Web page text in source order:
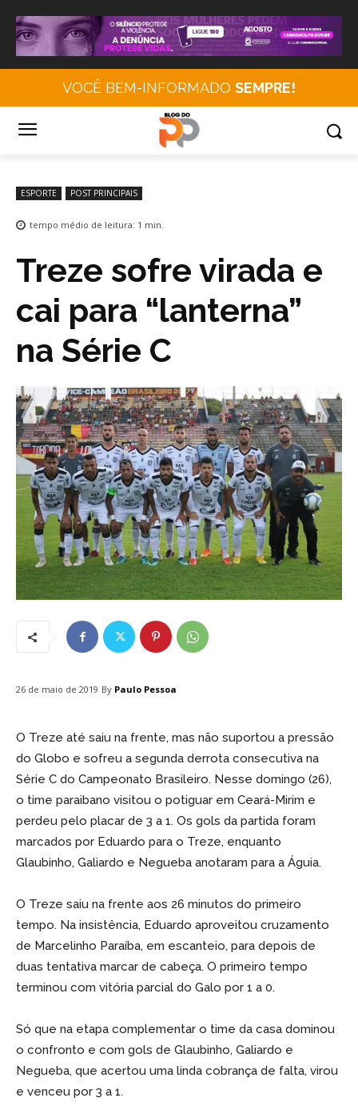
VOCÊ BEM-INFORMADO SEMPRE!
ESPORTE POST PRINCIPAIS
tempo médio de leitura: 1 min.
Treze sofre virada e
cai para “lanterna”
na Série C
26 de maio de 2019 By Paulo Pessoa
O Treze até saiu na frente, mas não suportou a pressão
do Globo e sofreu a segunda derrota consecutiva na
Série C do Campeonato Brasileiro. Nesse domingo (26),
o time paraibano visitou o potiguar em Ceará-Mirim e
perdeu pelo placar de 3 a 1. Os gols da partida foram
marcados por Eduardo para o Treze, enquanto
Glaubinho, Galiardo e Negueba anotaram para a Águia.
O Treze saiu na frente aos 26 minutos do primeiro
tempo. Na insistência, Eduardo aproveitou cruzamento
de Marcelinho Paraíba, em escanteio, para depois de
duas tentativa marcar de cabeça. O primeiro tempo
terminou com vitória parcial do Galo por 1 a 0.
Só que na etapa complementar o time da casa dominou
o confronto e com gols de Glaubinho, Galiardo e
Negueba, que acertou uma linda cobrança de falta, virou
e venceu por 3 a 1.